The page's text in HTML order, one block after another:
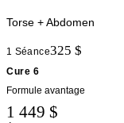
Torse + Abdomen
1 Séance325 $
Cure 6
Formule avantage
1 449 $